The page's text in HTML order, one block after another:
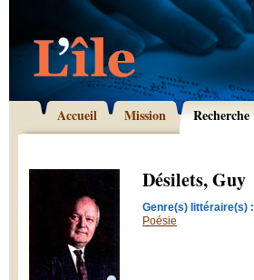
Accueil Mission Recherche
Désilets, Guy
Genre(s) littéraire(s) :
Poésie